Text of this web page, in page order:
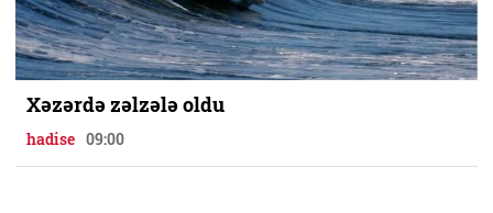
Xəzərdə zəlzələ oldu
hadise 09:00